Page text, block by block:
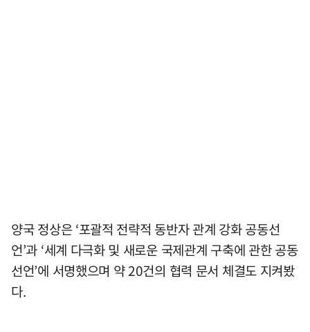
양국 정상은 ‘포괄적 전략적 동반자 관계 강화 공동선
언’과 ‘세계 다극화 및 새로운 국제관계 구축에 관한 공동
선언’에 서명했으며 약 20건의 협력 문서 체결도 지켜봤
다.